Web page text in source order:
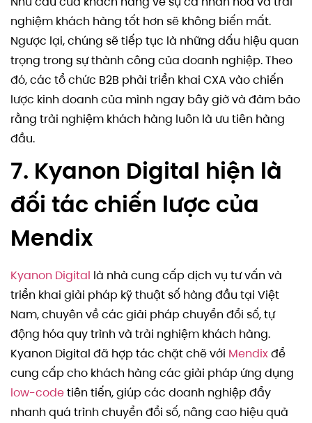
nghiệm khách hàng tốt hơn sẽ không biến mất.
Ngược lại, chúng sẽ tiếp tục là những dấu hiệu quan
trọng trong sự thành công của doanh nghiệp. Theo
đó, các tổ chức B2B phải triển khai CXA vào chiến
lược kinh doanh của mình ngay bây giờ và đảm bảo
rằng trải nghiệm khách hàng luôn là ưu tiên hàng
đầu.
7. Kyanon Digital hiện là
đối tác chiến lược của
Mendix
Kyanon Digital là nhà cung cấp dịch vụ tư vấn và
triển khai giải pháp kỹ thuật số hàng đầu tại Việt
Nam, chuyên về các giải pháp chuyển đổi số, tự
động hóa quy trình và trải nghiệm khách hàng.
Kyanon Digital đã hợp tác chặt chẽ với Mendixđể
cung cấp cho khách hàng các giải pháp ứng dụng
low-codetiên tiến, giúp các doanh nghiệp đẩy
nhanh quá trình chuyển đổi số, nâng cao hiệu quả